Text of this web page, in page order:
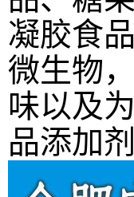
凝胶食
微生物
味以及
品添加